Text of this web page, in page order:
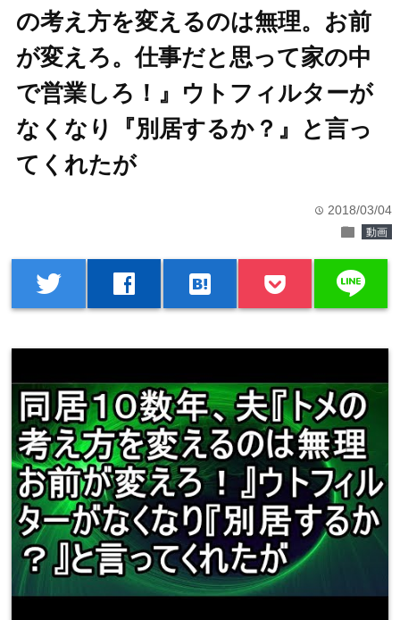
の考え方を変えるのは無理。お前
が変えろ。仕事だと思って家の中
で営業しろ！』ウトフィルターが
なくなり『別居するか？』と言っ
てくれたが
time 2018/03/04
folder 動画
twitter facebook hatenabookmark line